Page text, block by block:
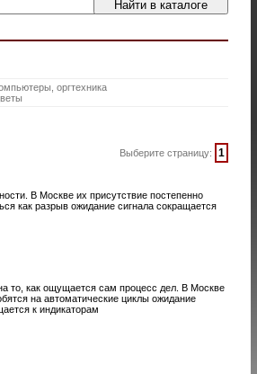
оргтехника
Выберите страницу: 1
В Москве их присутствие постепенно
как разрыв ожидание сигнала сокращается
то, как ощущается сам процесс дел. В Москве
на автоматические циклы ожидание
к индикаторам